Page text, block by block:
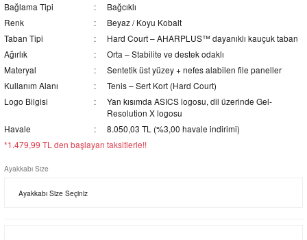
Bağlama Tipi
Bağcıklı
Renk
Beyaz / Koyu Kobalt
Taban Tipi
Hard Court – AHARPLUS™ dayanıklı kauçuk taban
Ağırlık
Orta – Stabilite ve destek odaklı
Materyal
Sentetik üst yüzey + nefes alabilen file paneller
Kullanım Alanı
Tenis – Sert Kort (Hard Court)
Logo Bilgisi
Yan kısımda ASICS logosu, dil üzerinde Gel-
Resolution X logosu
Havale
8.050,03 TL (%3,00 havale indirimi)
*1.479,99 TL den başlayan taksitlerle!!
Ayakkabı Size